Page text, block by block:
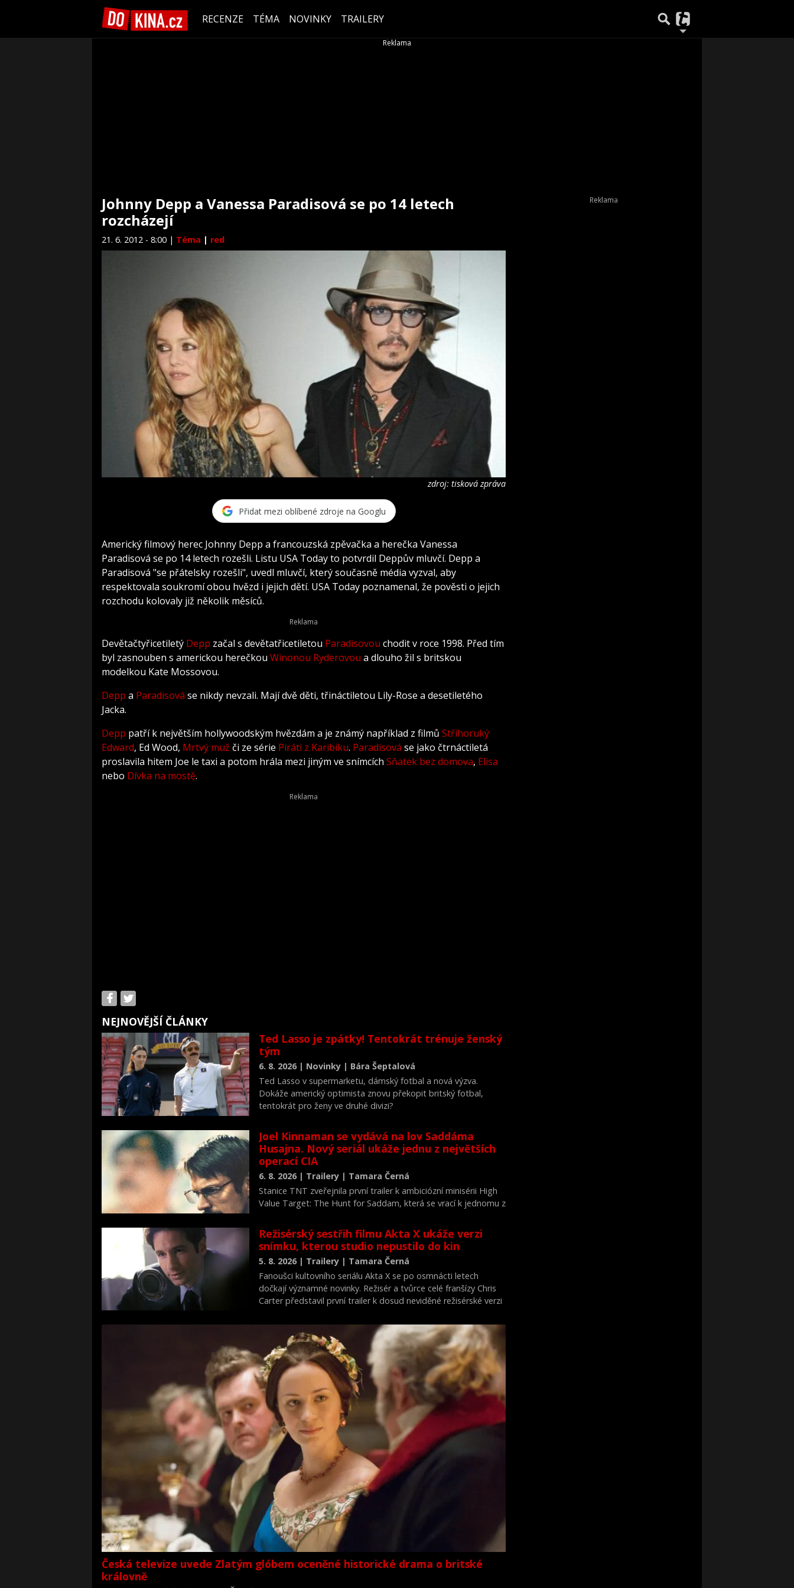
RECENZE TÉMA NOVINKY TRAILERY
Johnny Depp a Vanessa Paradisová se po 14 letech
rozcházejí
21. 6. 2012 - 8:00 | Téma | red
zdroj: tisková zpráva
Přidat mezi oblíbené zdroje na Googlu
Americký filmový herec Johnny Depp a francouzská zpěvačka a herečka Vanessa
Paradisová se po 14 letech rozešli. Listu USA Today to potvrdil Deppův mluvčí. Depp a
Paradisová "se přátelsky rozešli", uvedl mluvčí, který současně média vyzval, aby
respektovala soukromí obou hvězd i jejich dětí. USA Today poznamenal, že pověsti o jejich
rozchodu kolovaly již několik měsíců.
Devětačtyřicetiletý Depp začal s devětatřicetiletou Paradisovou chodit v roce 1998. Před tím
byl zasnouben s americkou herečkou Winonou Ryderovou a dlouho žil s britskou
modelkou Kate Mossovou.
Depp a Paradisová se nikdy nevzali. Mají dvě děti, třináctiletou Lily-Rose a desetiletého
Jacka.
Depp patří k největším hollywoodským hvězdám a je známý například z filmů Střihoruký
Edward, Ed Wood, Mrtvý muž či ze série Piráti z Karibiku. Paradisová se jako čtrnáctiletá
proslavila hitem Joe le taxi a potom hrála mezi jiným ve snímcích Sňatek bez domova, Elisa
nebo Dívka na mostě.
NEJNOVĚJŠÍ ČLÁNKY
Ted Lasso je zpátky! Tentokrát trénuje ženský
tým
6. 8. 2026 | Novinky | Bára Šeptalová
Ted Lasso v supermarketu, dámský fotbal a nová výzva.
Dokáže americký optimista znovu překopit britský fotbal,
tentokrát pro ženy ve druhé divizi?
Joel Kinnaman se vydává na lov Saddáma
Husajna. Nový seriál ukáže jednu z největších
operací CIA
6. 8. 2026 | Trailery | Tamara Černá
Stanice TNT zveřejnila první trailer k ambiciózní minisérii High
Value Target: The Hunt for Saddam, která se vrací k jednomu z
Režisérský sestřih filmu Akta X ukáže verzi
snímku, kterou studio nepustilo do kin
5. 8. 2026 | Trailery | Tamara Černá
Fanoušci kultovního seriálu Akta X se po osmnácti letech
dočkají významné novinky. Režisér a tvůrce celé franšízy Chris
Carter představil první trailer k dosud neviděné režisérské verzi
Česká televize uvede Zlatým glóbem oceněné historické drama o britské
královně